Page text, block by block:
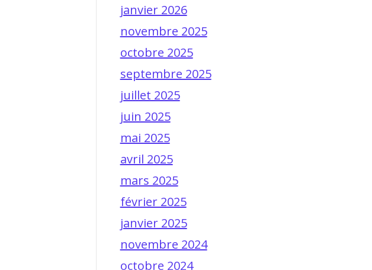
janvier 2026
novembre 2025
octobre 2025
septembre 2025
juillet 2025
juin 2025
mai 2025
avril 2025
mars 2025
février 2025
janvier 2025
novembre 2024
octobre 2024